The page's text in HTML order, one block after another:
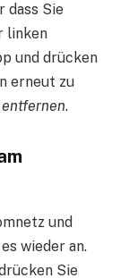
dass Sie
linken
und drücken
erneut zu
.
und
wieder an.
Sie